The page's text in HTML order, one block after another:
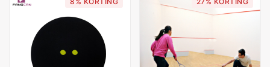
Duurzaam Squash
Rubberen Bal